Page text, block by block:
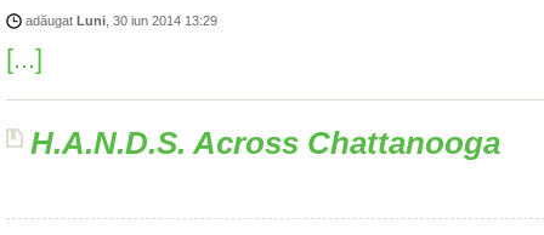
adăugat Luni , 30 iun 2014 13:29
[...]
H.A.N.D.S. Across Chattanooga